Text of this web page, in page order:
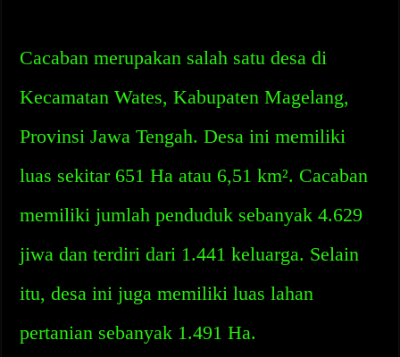
Cacaban merupakan salah satu desa di
Kecamatan Wates, Kabupaten Magelang,
Provinsi Jawa Tengah. Desa ini memiliki
luas sekitar 651 Ha atau 6,51 km². Cacaban
memiliki jumlah penduduk sebanyak 4.629
jiwa dan terdiri dari 1.441 keluarga. Selain
itu, desa ini juga memiliki luas lahan
pertanian sebanyak 1.491 Ha.